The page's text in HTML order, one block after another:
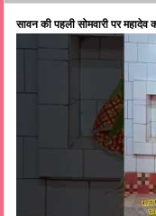
सावन की पहली सोमवारी पर महादेव